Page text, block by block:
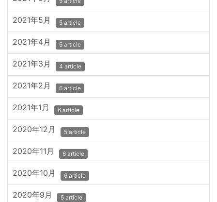
2021年5月 5 article
2021年4月 5 article
2021年3月 4 article
2021年2月 6 article
2021年1月 6 article
2020年12月 5 article
2020年11月 6 article
2020年10月 6 article
2020年9月 5 article